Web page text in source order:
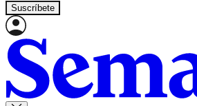
Suscríbete